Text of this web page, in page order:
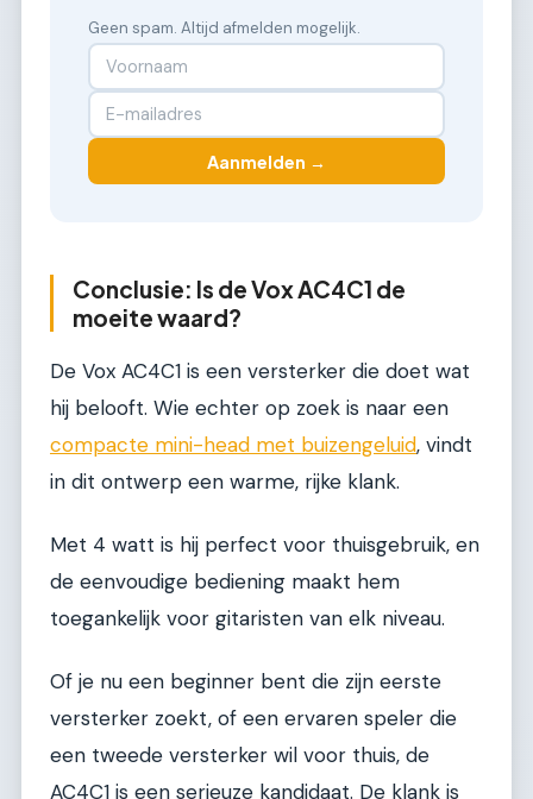
Geen spam. Altijd afmelden mogelijk.
Aanmelden →
Conclusie: Is de Vox AC4C1 de
moeite waard?
De Vox AC4C1 is een versterker die doet wat
hij belooft. Wie echter op zoek is naar een
compacte mini-head met buizengeluid, vindt
in dit ontwerp een warme, rijke klank.
Met 4 watt is hij perfect voor thuisgebruik, en
de eenvoudige bediening maakt hem
toegankelijk voor gitaristen van elk niveau.
Of je nu een beginner bent die zijn eerste
versterker zoekt, of een ervaren speler die
een tweede versterker wil voor thuis, de
AC4C1 is een serieuze kandidaat. De klank is